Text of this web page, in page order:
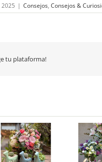
| Consejos, Consejos &
tu plataforma!